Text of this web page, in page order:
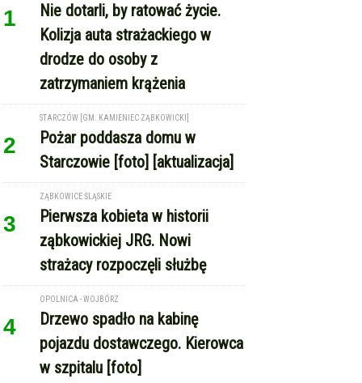
1
Nie dotarli, by ratować życie.
Kolizja auta strażackiego w
drodze do osoby z
zatrzymaniem krążenia
2
STARCZÓW [GM. KAMIENIEC ZĄBKOWICKI]
Pożar poddasza domu w
Starczowie [foto] [aktualizacja]
3
ZĄBKOWICE ŚLĄSKIE
Pierwsza kobieta w historii
ząbkowickiej JRG. Nowi
strażacy rozpoczęli służbę
4
OPOLNICA - WOJBÓRZ
Drzewo spadło na kabinę
pojazdu dostawczego. Kierowca
w szpitalu [foto]